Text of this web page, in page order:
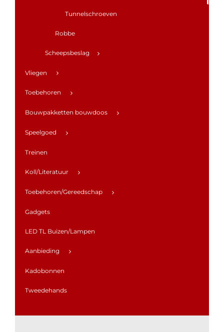
Tunnelschroeven
Robbe
Scheepsbeslag
Vliegen
Toebehoren
Bouwpakketten bouwdoos
Speelgoed
Treinen
Koll/Literatuur
Toebehoren/Gereedschap
Gadgets
LED TL Buizen/Lampen
Aanbieding
Kadobonnen
Tweedehands